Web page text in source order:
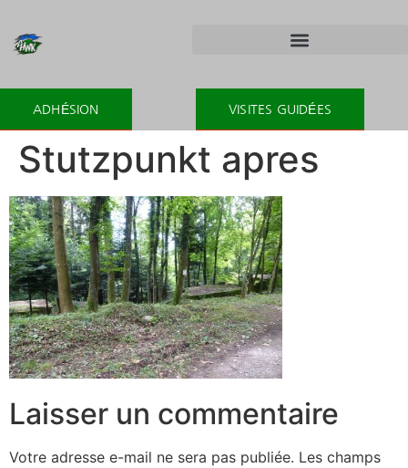
ADHÉSION VISITES GUIDÉES
Stutzpunkt apres
Laisser un commentaire
Votre adresse e-mail ne sera pas publiée. Les champs